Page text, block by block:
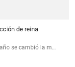
de reina
se cambió la m…